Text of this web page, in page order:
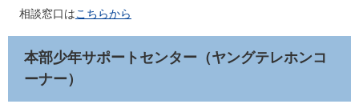
相談窓口はこちらから
本部少年サポートセンター（ヤングテレホンコ
ーナー）